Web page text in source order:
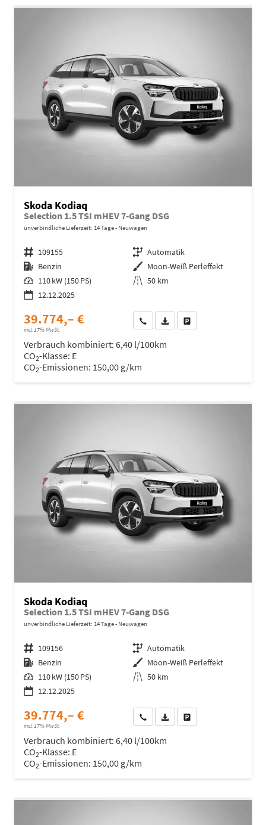
Skoda Kodiaq
Selection 1.5 TSI mHEV 7-Gang DSG
unverbindliche Lieferzeit: 14 Tage Neuwagen
Fahrzeugnr. 109155 Getriebe Automatik
Kraftstoff Benzin Außenfarbe Moon-Weiß Perleffekt
Leistung 110 kW (150 PS) Kilometerstand 50 km
12.12.2025
39.774,– €
incl. 17% MwSt.
Wir rufen Sie anFahrzeugexposé (PDF)
Verbrauch kombiniert: 6,40 l/100km
CO2-Klasse: E
CO2-Emissionen: 150,00 g/km
Skoda Kodiaq
Selection 1.5 TSI mHEV 7-Gang DSG
unverbindliche Lieferzeit: 14 Tage Neuwagen
Fahrzeugnr. 109156 Getriebe Automatik
Kraftstoff Benzin Außenfarbe Moon-Weiß Perleffekt
Leistung 110 kW (150 PS) Kilometerstand 50 km
12.12.2025
39.774,– €
incl. 17% MwSt.
Wir rufen Sie anFahrzeugexposé (PDF)
Verbrauch kombiniert: 6,40 l/100km
CO2-Klasse: E
CO2-Emissionen: 150,00 g/km